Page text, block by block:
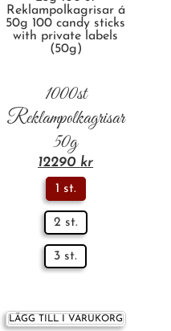
1000st
Reklampolkagrisar
50g
12290 kr
1 st.
2 st.
3 st.
LÄGG TILL I VARUKORG